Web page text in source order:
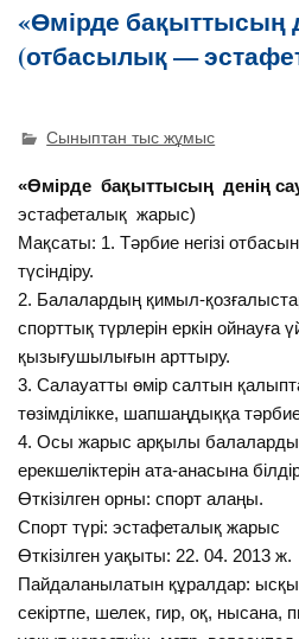
«Өмірде бақыттысың
(отбасылық —
Сыныптан тыс жұмыс
«Өмірде бақыттысың денің
эстафеталық жарыс)
Мақсаты: 1. Тәрбие негізі
түсіндіру.
2. Балалардың қимыл-
спорттық түрлерін еркін ойнауға
қызығушылығын арттыру.
3. Салауатты өмір салтын
төзімділікке, шапшаңдыққа
4. Осы жарыс арқылы
ерекшеліктерін ата-анасына
Өткізілген орны: спорт алаңы.
Спорт түрі: эстафеталық жарыс
Өткізілген уақыты: 22. 04. 2013 ж.
Пайдаланылатын құралдар:
секіртпе, шелек, гир, оқ, нысана,